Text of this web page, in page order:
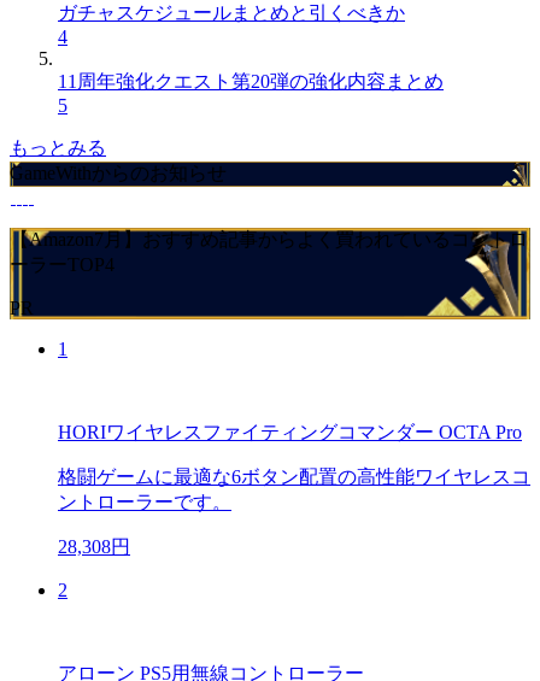
ガチャスケジュールまとめと引くべきか
4
11周年強化クエスト第20弾の強化内容まとめ
5
もっとみる
GameWithからのお知らせ
【Amazon7月】おすすめ記事からよく買われているコントロ
ーラーTOP4
PR
1
HORIワイヤレスファイティングコマンダー OCTA Pro
格闘ゲームに最適な6ボタン配置の高性能ワイヤレスコ
ントローラーです。
28,308円
2
アローン PS5用無線コントローラー